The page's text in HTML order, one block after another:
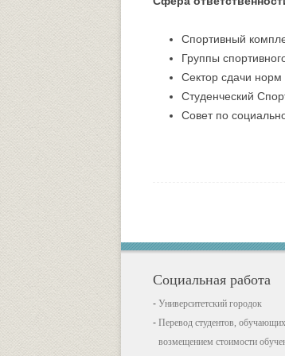
Спортивный
Группы
Сектор сдачи
Студенческий
Совет по
Социальная работа
Университетский городок
Перевод студентов,
возмещением стоимости